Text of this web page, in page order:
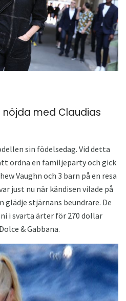
med Claudias
sin födelsedag. Vid detta
ordna en familjeparty och gick
Vaughn och 3 barn på en resa
just nu när kändisen vilade på
stjärnans beundrare. De
i svarta ärter för 270 dollar
& Gabbana.